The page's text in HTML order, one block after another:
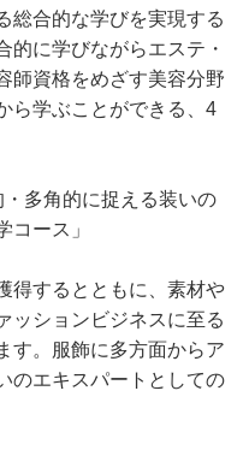
総合的な学びを実現する
的に学びながらエステ・
師資格をめざす美容分野
ら学ぶことができる、4
多角的に捉える装いの
コース」
得するとともに、素材や
ッションビジネスに至る
す。服飾に多方面からア
のエキスパートとしての